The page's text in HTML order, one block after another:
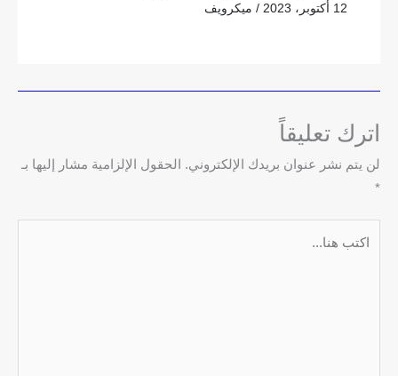
12 أكتوبر، 2023 / ميكرويف
اترك تعليقاً
لن يتم نشر عنوان بريدك الإلكتروني. الحقول الإلزامية مشار إليها بـ
*